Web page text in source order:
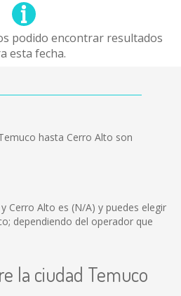
podido encontrar resultados
esta fecha.
hasta Cerro Alto son
Cerro Alto es (N/A) y puedes elegir
dependiendo del operador que
la ciudad Temuco